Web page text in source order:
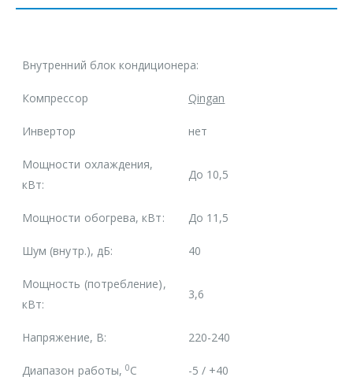
Внутренний блок кондиционера:
Компрессор Qingan
Инвертор нет
Мощности охлаждения,
кВт:
До 10,5
Мощности обогрева, кВт: До 11,5
Шум (внутр.), дБ: 40
Мощность (потребление),
кВт:
3,6
Напряжение, В: 220-240
Диапазон работы,0С -5 / +40